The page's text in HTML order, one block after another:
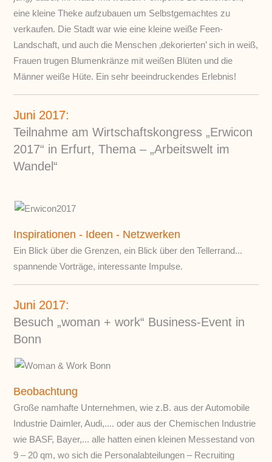
eine kleine Theke aufzubauen um Selbstgemachtes zu
verkaufen. Die Stadt war wie eine kleine weiße Feen-
Landschaft, und auch die Menschen ‚dekorierten’ sich in weiß,
Frauen trugen Blumenkränze mit weißen Blüten und die
Männer weiße Hüte. Ein sehr beeindruckendes Erlebnis!
Juni 2017:
Teilnahme am Wirtschaftskongress „Erwicon
2017“ in Erfurt, Thema – „Arbeitswelt im
Wandel“
Inspirationen - Ideen - Netzwerken
Ein Blick über die Grenzen, ein Blick über den Tellerrand...
spannende Vorträge, interessante Impulse.
Juni 2017:
Besuch „woman + work“ Business-Event in
Bonn
Beobachtung
Große namhafte Unternehmen, wie z.B. aus der Automobile
Industrie Daimler, Audi,.... oder aus der Chemischen Industrie
wie BASF, Bayer,... alle hatten einen kleinen Messestand von
9 – 20 qm, wo sich die Personalabteilungen – Recruiting